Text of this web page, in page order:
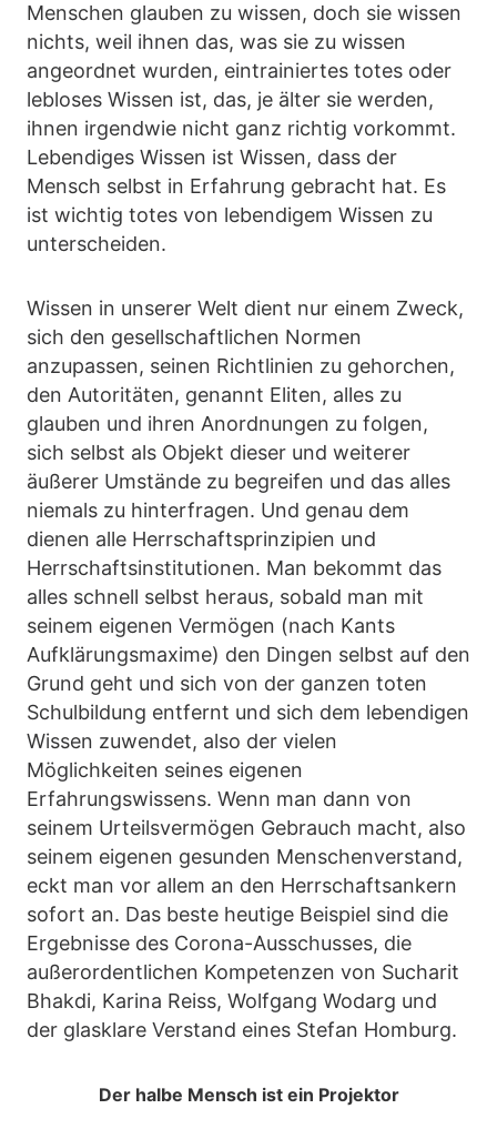
Menschen glauben zu wissen, doch sie wissen
nichts, weil ihnen das, was sie zu wissen
angeordnet wurden, eintrainiertes totes oder
lebloses Wissen ist, das, je älter sie werden,
ihnen irgendwie nicht ganz richtig vorkommt.
Lebendiges Wissen ist Wissen, dass der
Mensch selbst in Erfahrung gebracht hat. Es
ist wichtig totes von lebendigem Wissen zu
unterscheiden.
Wissen in unserer Welt dient nur einem Zweck,
sich den gesellschaftlichen Normen
anzupassen, seinen Richtlinien zu gehorchen,
den Autoritäten, genannt Eliten, alles zu
glauben und ihren Anordnungen zu folgen,
sich selbst als Objekt dieser und weiterer
äußerer Umstände zu begreifen und das alles
niemals zu hinterfragen. Und genau dem
dienen alle Herrschaftsprinzipien und
Herrschaftsinstitutionen. Man bekommt das
alles schnell selbst heraus, sobald man mit
seinem eigenen Vermögen (nach Kants
Aufklärungsmaxime) den Dingen selbst auf den
Grund geht und sich von der ganzen toten
Schulbildung entfernt und sich dem lebendigen
Wissen zuwendet, also der vielen
Möglichkeiten seines eigenen
Erfahrungswissens. Wenn man dann von
seinem Urteilsvermögen Gebrauch macht, also
seinem eigenen gesunden Menschenverstand,
eckt man vor allem an den Herrschaftsankern
sofort an. Das beste heutige Beispiel sind die
Ergebnisse des Corona-Ausschusses, die
außerordentlichen Kompetenzen von Sucharit
Bhakdi, Karina Reiss, Wolfgang Wodarg und
der glasklare Verstand eines Stefan Homburg.
Der halbe Mensch ist ein Projektor